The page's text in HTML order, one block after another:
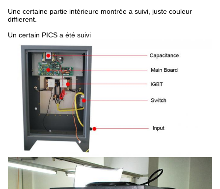
Une certaine partie intérieure montrée a suivi, juste couleur
diffierent.
Un certain PICS a été suivi